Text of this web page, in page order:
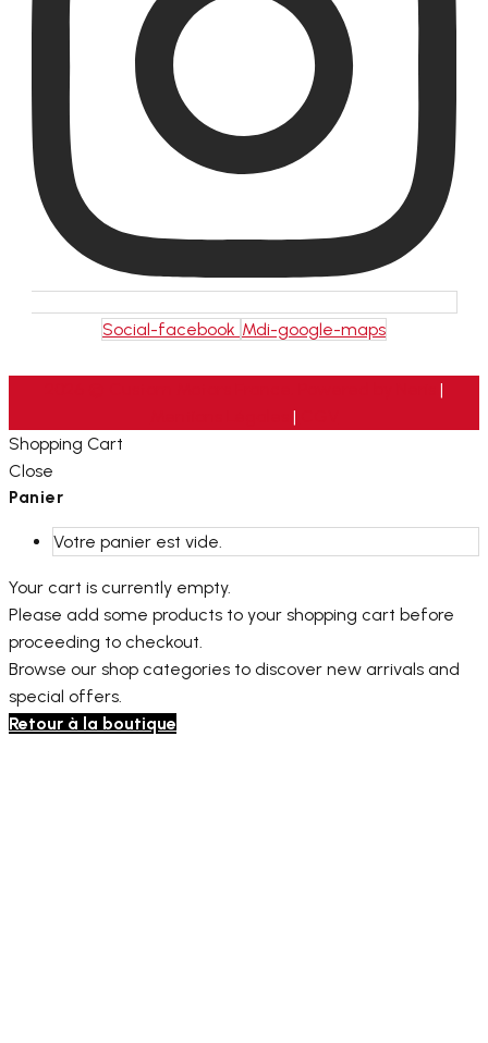
Social-facebook Mdi-google-maps
|
|
Shopping Cart
Close
Panier
Votre panier est vide.
Your cart is currently empty.
Please add some products to your shopping cart before
proceeding to checkout.
Browse our shop categories to discover new arrivals and
special offers.
Retour à la boutique